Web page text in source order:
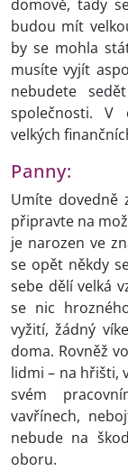
domově, tady
budou mít
by se mohla
musíte vyjít
nebudete
společnosti. V
velkých
Panny:
Umíte dovedně
připravte na
je narozen ve
se opět někdy
sebe dělí velká
se nic
vyžití, žádný
doma. Rovněž
lidmi – na hřišti,
svém
vavřínech,
nebude na
oboru.